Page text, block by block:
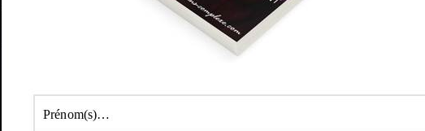
topic.